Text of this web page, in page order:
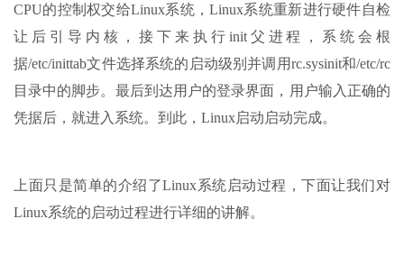
CPU的控制权交给Linux系统，Linux系统重新进行硬件自检
让后引导内核，接下来执行init父进程，系统会根
据/etc/inittab文件选择系统的启动级别并调用rc.sysinit和/etc/rc
目录中的脚步。最后到达用户的登录界面，用户输入正确的
凭据后，就进入系统。到此，Linux启动启动完成。
上面只是简单的介绍了Linux系统启动过程，下面让我们对
Linux系统的启动过程进行详细的讲解。